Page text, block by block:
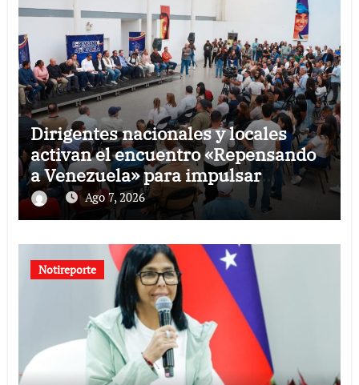
Dirigentes nacionales y locales
activan el encuentro «Repensando
a Venezuela» para impulsar
propuestas desde las comunidades
Ago 7, 2026
Notireporte